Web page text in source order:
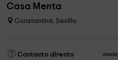
Casa Menta
Constantina, Sevilla
Contacto directo desde